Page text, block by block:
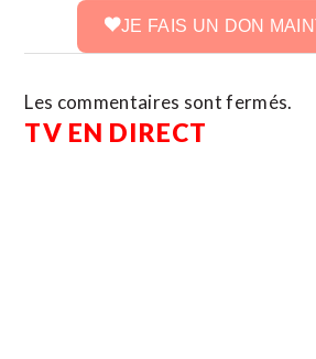
JE FAIS UN DON
Les commentaires sont fermés.
TV EN DIRECT